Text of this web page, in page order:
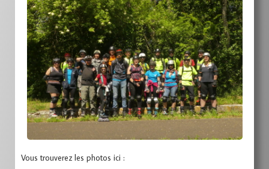
Vous trouverez les photos ici :